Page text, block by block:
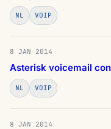
NL VOIP
8 JAN 2014
Asterisk voicemail
NL VOIP
8 JAN 2014